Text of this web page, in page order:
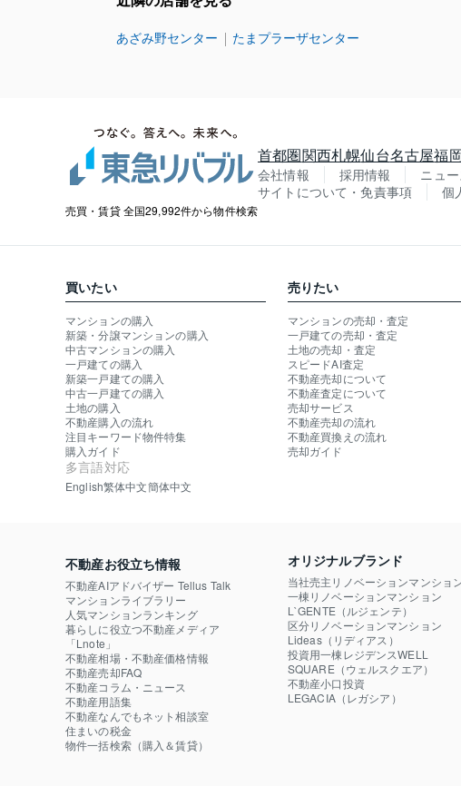
あざみ野センター たまプラーザセンター
売買・賃貸 全国29,992件から物件検索
首都圏関西札幌仙台名古屋福
会社情報 採用情報 ニュ
サイトについて・免責事項
個
買いたい
マンションの購入
新築・分譲マンションの購入
中古マンションの購入
一戸建ての購入
新築一戸建ての購入
中古一戸建ての購入
土地の購入
不動産購入の流れ
注目キーワード物件特集
購入ガイド
多言語対応
English繁体中文簡体中文
売りたい
マンションの売却・査定
一戸建ての売却・査定
土地の売却・査定
スピードAI査定
不動産売却について
不動産査定について
売却サービス
不動産売却の流れ
不動産買換えの流れ
売却ガイド
不動産お役立ち情報
不動産AIアドバイザー Tellus Talk
マンションライブラリー
人気マンションランキング
暮らしに役立つ不動産メディア
「Lnote」
不動産相場・不動産価格情報
不動産売却FAQ
不動産コラム・ニュース
不動産用語集
不動産なんでもネット相談室
住まいの税金
物件一括検索（購入＆賃貸）
オリジナルブランド
当社売主リノベーションマンショ
一棟リノベーションマンション
L`GENTE（ルジェンテ）
区分リノベーションマンション
Lideas（リディアス）
投資用一棟レジデンスWELL
SQUARE（ウェルスクエア）
不動産小口投資
LEGACIA（レガシア）